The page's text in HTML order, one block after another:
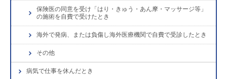
保険医の同意を受け「はり・きゅう・あん摩・マッサージ等」
の施術を自費で受けたとき
海外で発病、または負傷し海外医療機関で自費で受診したとき
その他
病気で仕事を休んだとき